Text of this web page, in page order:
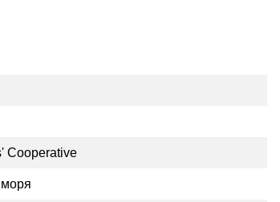
Cooperative